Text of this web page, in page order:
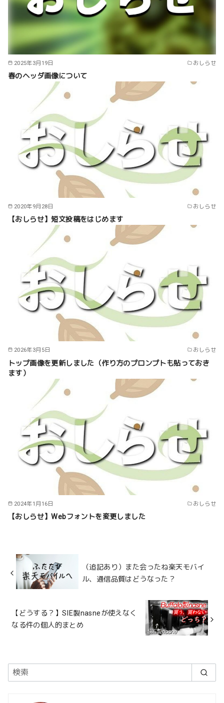
2025年3月19日 おしらせ
春のヘッダ画像について
2020年9月28日 おしらせ
【おしらせ】短文投稿をはじめます
2026年3月5日 おしらせ
トップ画像を更新しました（作り方のプロンプトも貼っておき
ます）
2024年1月16日 おしらせ
【おしらせ】Webフォントを変更しました
（追記あり）また会ったね楽天モバイ
ル、通信品質はどうなった？
【どうする？】SIE製nasneが使えなく
なる件の個人的まとめ